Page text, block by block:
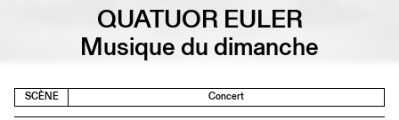
QUATUOR EULER
Musique du dimanche
SCÈNE Concert